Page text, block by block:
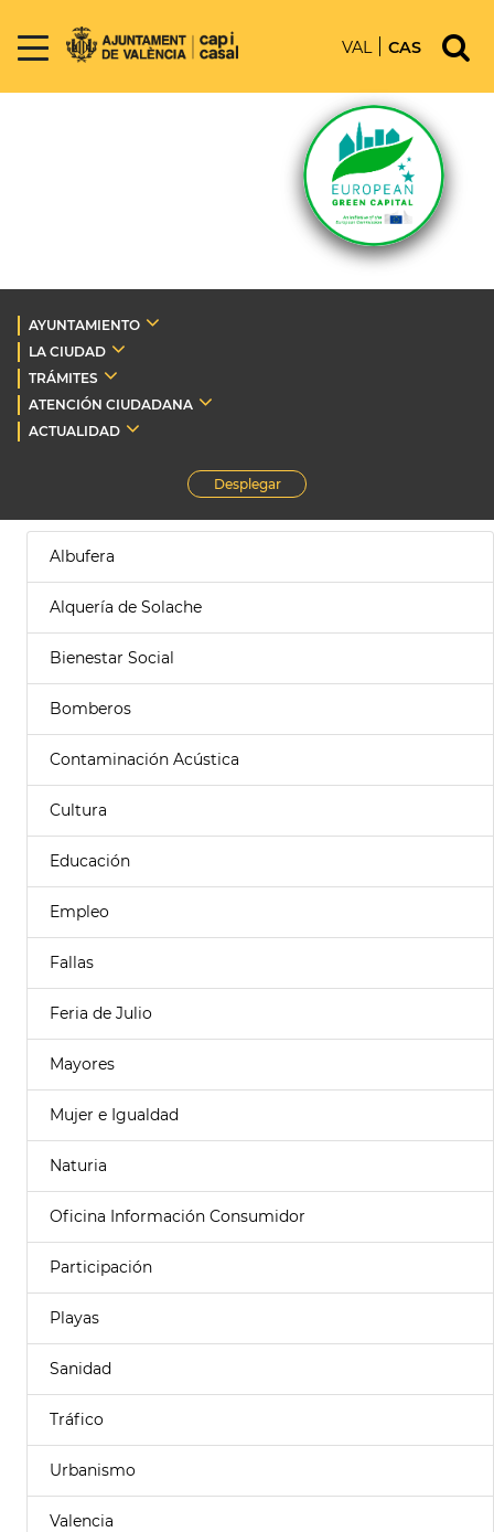
VAL CAS
AYUNTAMIENTO
LA CIUDAD
TRÁMITES
ATENCIÓN CIUDADANA
ACTUALIDAD
Desplegar
Albufera
Alquería de Solache
Bienestar Social
Bomberos
Contaminación Acústica
Cultura
Educación
Empleo
Fallas
Feria de Julio
Mayores
Mujer e Igualdad
Naturia
Oficina Información Consumidor
Participación
Playas
Sanidad
Tráfico
Urbanismo
Valencia